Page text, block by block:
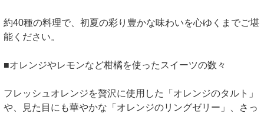
約40種の料理で、初夏の彩り豊かな味わいを心ゆくまでご堪
能ください。
■オレンジやレモンなど柑橘を使ったスイーツの数々
フレッシュオレンジを贅沢に使用した「オレンジのタルト」
や、見た目にも華やかな「オレンジのリングゼリー」、さっ